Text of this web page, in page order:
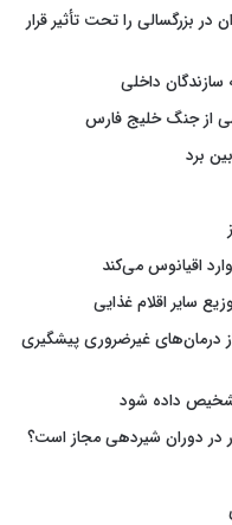
بزرگسالی را تحت تأثیر قرار
داخلی
از جنگ خلیج فارس
برد
اقیانوس می‌کند
سایر اقلام غذایی
غیرضروری پیشگیری
داده شود
در دوران شیردهی مجاز است؟